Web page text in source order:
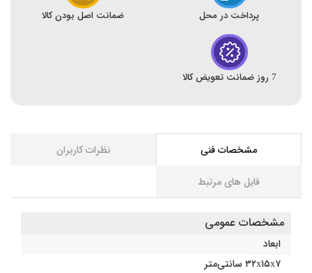
پرداخت در محل ضمانت اصل بودن کالا
7 روز ضمانت تعویض کالا
مشخصات فنی نظرات کاربران
فایل های مرتبط
مشخصات عمومی
ابعاد
۳۲x۱۵x۷ سانتی‌متر